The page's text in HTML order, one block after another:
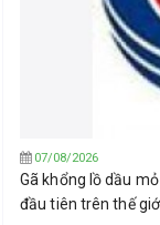
07/08/2026
Gã khổng lồ dầu
đầu tiên trên thế